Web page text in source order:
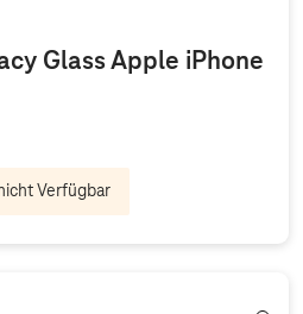
Glass Apple iPhone
Verfügbar